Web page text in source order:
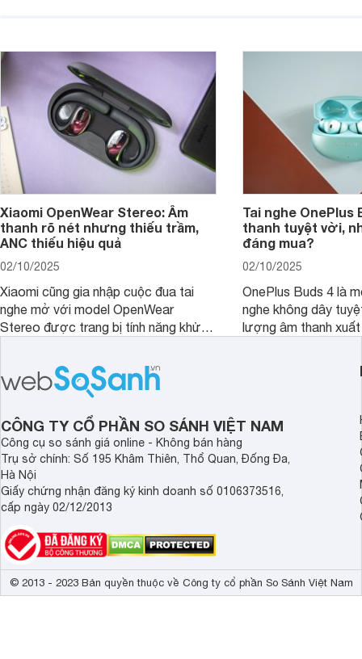
Xiaomi OpenWear Stereo: Âm
thanh rõ nét nhưng thiếu trầm,
ANC thiếu hiệu quả
02/10/2025
Xiaomi cũng gia nhập cuộc đua tai
nghe mở với model OpenWear
Stereo được trang bị tính năng khử
chất lượng âm thanh và hiệu quả khử
ồn của chiếc tai nghe Xiaomi này có
đủ sức thuyết phục người dùng?
Tai nghe OnePlus
thanh tuyệt vời,
đáng mua?
02/10/2025
OnePlus Buds 4 là
nghe không dây
lượng âm thanh
khử tiếng ồn ấn
tiến. Tuy nhiên,
CÔNG TY CỔ PHẦN SO SÁNH VIỆT NAM
Công cụ so sánh giá online - Không bán hàng
Trụ sở chính: Số 195 Khâm Thiên, Thổ Quan, Đống Đa,
Hà Nội
Giấy chứng nhận đăng ký kinh doanh số 0106373516,
cấp ngày 02/12/2013
© 2013 - 2023 Bản quyền thuộc về Công ty cổ phần So Sánh Việt Nam